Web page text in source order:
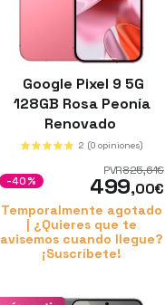
Google Pixel 9 5G
128GB Rosa Peonía
Renovado
2 (0 opiniones)
PVR825,61€
499,00€
-40%
Temporalmente agotado
| ¿Quieres que te
avisemos cuando llegue?
¡Suscríbete!